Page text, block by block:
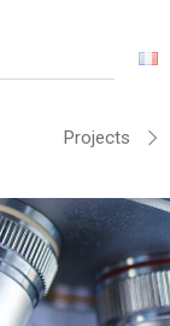
Projects